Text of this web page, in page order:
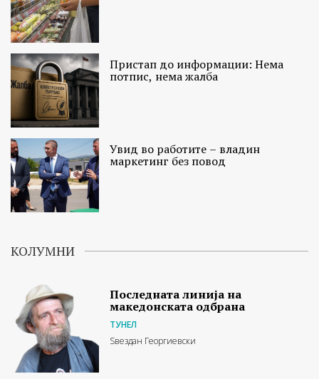
Пристап до информации: Нема
потпис, нема жалба
Увид во работите – владин
маркетинг без повод
КОЛУМНИ
Последната линија на
македонската одбрана
ТУНЕЛ
Ѕвездан Георгиевски